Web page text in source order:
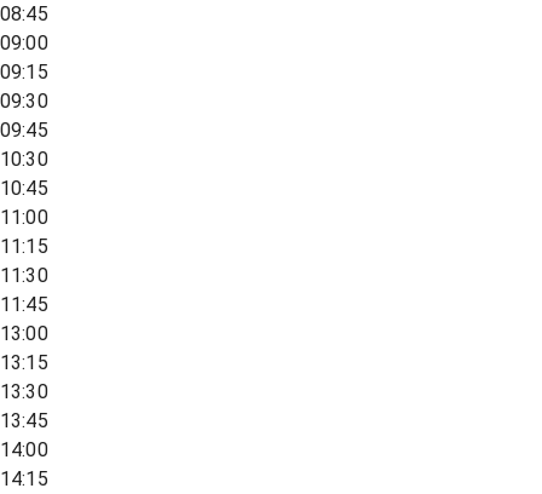
08:45
09:00
09:15
09:30
09:45
10:30
10:45
11:00
11:15
11:30
11:45
13:00
13:15
13:30
13:45
14:00
14:15